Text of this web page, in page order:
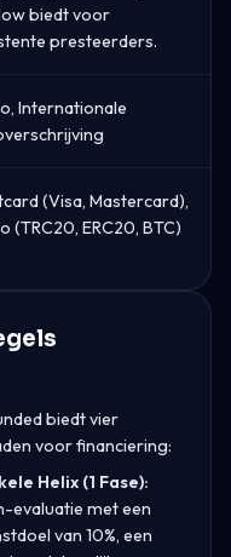
biedt voor
presteerders.
Internationale
(Visa, Mastercard),
(TRC20, ERC20, BTC)
biedt vier
voor financiering:
Helix (1 Fase):
evaluatie met een
van 10%, een